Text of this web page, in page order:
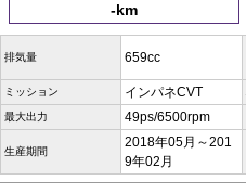
-km
排気量 659cc
ミッション インパネCVT
最大出力 49ps/6500rpm
生産期間
2018年05月～201
9年02月